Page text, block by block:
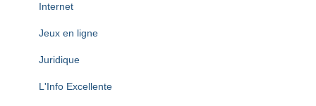
Internet
Jeux en ligne
Juridique
L'Info Excellente